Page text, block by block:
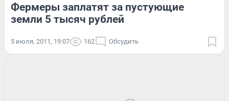
Фермеры заплатят за пустующие
земли 5 тысяч рублей
5 июля, 2011, 19:07 162 Обсудить